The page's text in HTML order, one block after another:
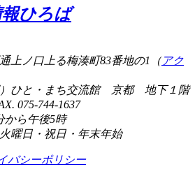
上ノ口上る梅湊町83番地の1（ アク
）ひと・まち交流館 京都 地下１階
075-744-1637
から午後5時
曜日・祝日・年末年始
バシーポリシー